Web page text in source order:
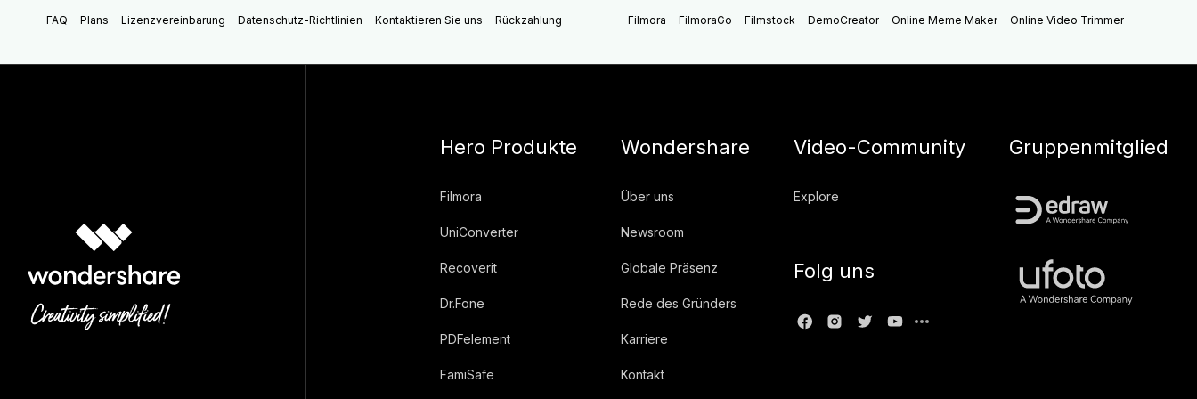
FAQ Plans Lizenzvereinbarung Datenschutz-Richtlinien Kontaktieren Sie uns Rückzahlung Filmora FilmoraGo Filmstock DemoCreator Online Meme Maker Online Video Trimmer
Hero Produkte
Filmora
UniConverter
Recoverit
Dr.Fone
PDFelement
FamiSafe
Wondershare
Über uns
Newsroom
Globale Präsenz
Rede des Gründers
Karriere
Kontakt
Video-Community
Explore
Folg uns
Gruppenmitglied